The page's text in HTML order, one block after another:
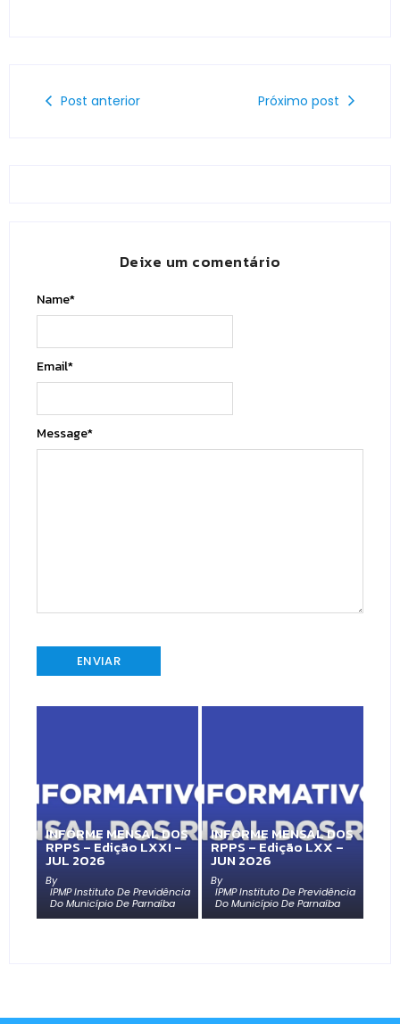
Post anterior Próximo post
Deixe um comentário
Message*
Name*
Email*
INFORME MENSAL DOS
RPPS – Edição LXXI –
JUL 2026
By
IPMP Instituto De Previdência
Do Município De Parnaíba
INFORME MENSAL DOS
RPPS – Edição LXX –
JUN 2026
By
IPMP Instituto De Previdência
Do Município De Parnaíba